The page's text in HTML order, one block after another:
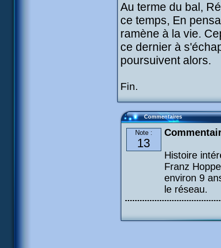
Au terme du bal,
ce temps, En
ramène à la vie.
ce dernier à
poursuivent alors.
Fin.
Commentaires
Note :
13
Histoire
Franz
environ 9
le réseau.